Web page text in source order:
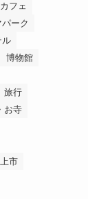
カフェ
ーク
ル
博物館
旅行
お寺
市